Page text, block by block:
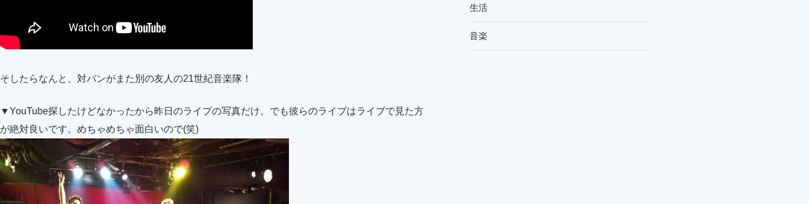
そしたらなんと、対バンがまた別の友人の21世紀音楽隊！
▼YouTube探したけどなかったから昨日のライブの写真だけ。でも彼らのライブはライブで見た方
が絶対良いです。めちゃめちゃ面白いので(笑)
生活
音楽